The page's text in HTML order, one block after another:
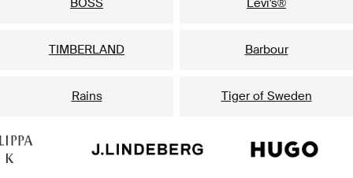
TIMBERLAND Barbour
Rains Tiger of Sweden